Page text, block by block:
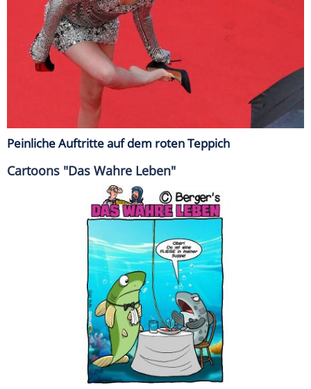
Peinliche Auftritte auf dem roten Teppich
Cartoons "Das Wahre Leben"